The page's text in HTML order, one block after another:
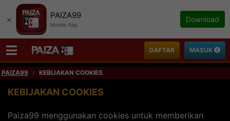
× PAIZA99
Mobile App
Download
DAFTAR MASUK
PAIZA99 KEBIJAKAN COOKIES
KEBIJAKAN COOKIES
Paiza99 menggunakan cookies untuk memberikan